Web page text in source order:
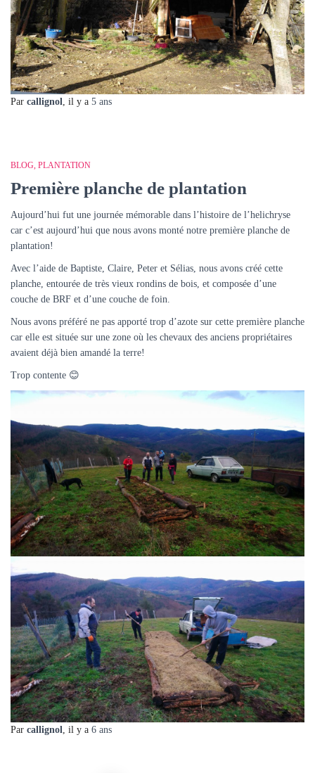
Par callignol , il y a 5 ans
BLOG PLANTATION
Première planche de plantation
Aujourd’hui fut une journée mémorable dans l’histoire de l’helichryse
car c’est aujourd’hui que nous avons monté notre première planche de
plantation!
Avec l’aide de Baptiste, Claire, Peter et Sélias, nous avons créé cette
planche, entourée de très vieux rondins de bois, et composée d’une
couche de BRF et d’une couche de foin.
Nous avons préféré ne pas apporté trop d’azote sur cette première planche
car elle est située sur une zone où les chevaux des anciens propriétaires
avaient déjà bien amandé la terre!
Trop contente 😊
Par callignol , il y a 6 ans